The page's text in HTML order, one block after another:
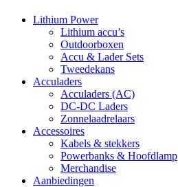
Lithium Power
Lithium accu’s
Outdoorboxen
Accu & Lader Sets
Tweedekans
Acculaders
Acculaders (AC)
DC-DC Laders
Zonnelaadrelaars
Accessoires
Kabels & stekkers
Powerbanks & Hoofdlamp
Merchandise
Aanbiedingen